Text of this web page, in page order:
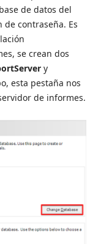
de datos del
contraseña. Es
se crean dos
y
esta pestaña nos
de informes.